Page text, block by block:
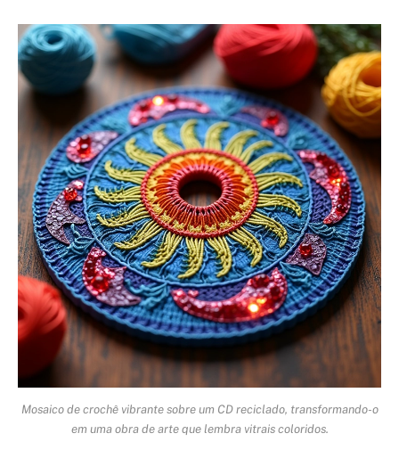
Mosaico de crochê vibrante sobre um CD reciclado, transformando-o
em uma obra de arte que lembra vitrais coloridos.